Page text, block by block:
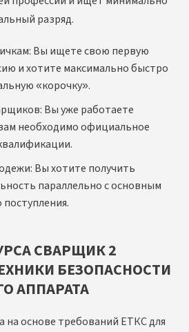
разряд.
Вы ищете свою первую
и хотите максимально быстро
«корочку».
Вы уже работаете
необходимо официальное
Вы хотите получить
параллельно с основным
СВАРЩИК 2
БЕЗОПАСНОСТИ
АППАРАТА
на основе требований ЕТКС для